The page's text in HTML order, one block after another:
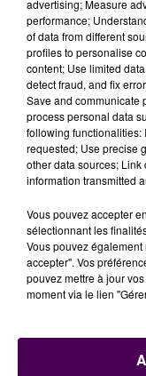
Faisant fi des
gouvernement
Mans"une
Sarthe et sa
Claude Boulard,"à
défense de leurs
cas pour le
desserte
l’université ou le
advertising; Measure
performance;
of data from different
profiles to personalise
content; Use limited
detect fraud, and fix
Save and communicate
process personal data
following functionalities:
requested; Use precise
other data sources;
information transmitted
Vous pouvez accepter
sélectionnant les
Vous pouvez
accepter". Vos
pouvez mettre à jour
moment via le lien